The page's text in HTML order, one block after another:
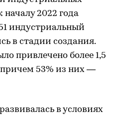
2022 года
индустриальный
в стадии создания.
привлечено более 1,5
53% из них —
в условиях